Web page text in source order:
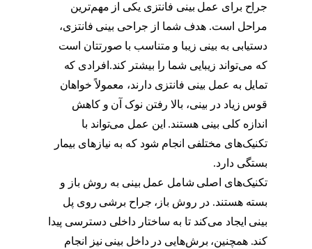
جراح برای عمل بینی فانتزی یکی از مهم‌ترین
مراحل است. هدف شما از جراحی بینی فانتزی،
دستیابی به بینی زیبا و متناسب با صورتتان است
که می‌تواند زیبایی شما را بیشتر کند.افرادی که
تمایل به عمل بینی فانتزی دارند، معمولاً خواهان
قوس زیاد در بینی، بالا رفتن نوک آن و کاهش
اندازه کلی بینی هستند. این عمل می‌تواند با
تکنیک‌های مختلفی انجام شود که به نیازهای بیمار
بستگی دارد.
تکنیک‌های اصلی شامل عمل بینی به روش باز و
بسته هستند. در روش باز، جراح برشی روی پل
بینی ایجاد می‌کند تا به ساختار داخلی دسترسی پیدا
کند. همچنین، برش‌هایی در داخل بینی نیز انجام